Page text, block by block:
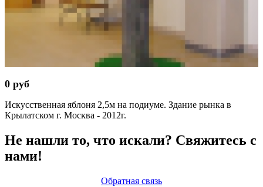
0 руб
Искусственная яблоня 2,5м на подиуме. Здание рынка в
Крылатском г. Москва - 2012г.
Не нашли то, что искали? Свяжитесь с
нами!
Обратная связь